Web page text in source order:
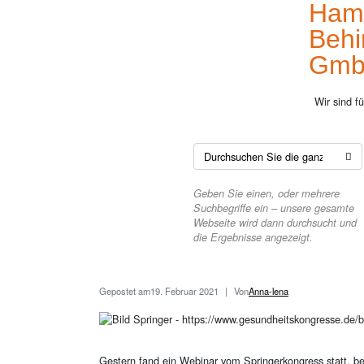
Wir sind
Geben Sie einen, oder mehrere
Suchbegriffe ein – unsere gesamte
Webseite wird dann durchsucht und
die Ergebnisse angezeigt.
Gepostet am19. Februar 2021 VonAnna-lena
Gestern fand ein Webinar vom Springerkongress statt,